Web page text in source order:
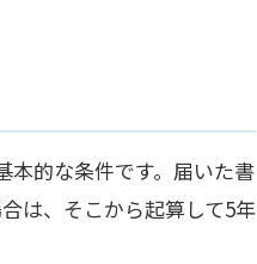
本的な条件です。届いた書
は、そこから起算して5年